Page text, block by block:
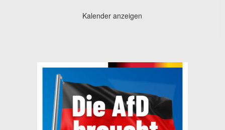
Kalender anzeigen